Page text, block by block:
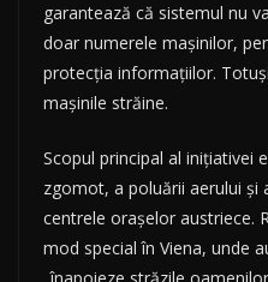
garantează că sistemul nu
doar numerele mașinilor,
protecția informațiilor.
mașinile străine.
Scopul principal al inițiativei
zgomot, a poluării aerului și
centrele orașelor austriece.
mod special în Viena, unde